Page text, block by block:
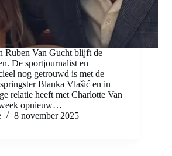
Ruben Van Gucht blijft de
De sportjournalist en
nog getrouwd is met de
Blanka Vlašić en in
relatie heeft met Charlotte Van
opnieuw…
8 november 2025